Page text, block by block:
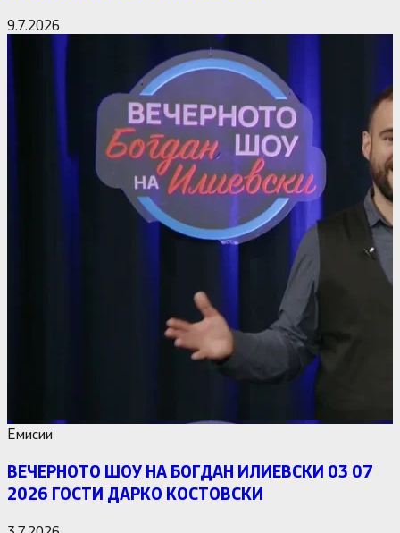
9.7.2026
Емисии
ВЕЧЕРНОТО ШОУ НА БОГДАН ИЛИЕВСКИ 03 07
2026 ГОСТИ ДАРКО КОСТОВСКИ